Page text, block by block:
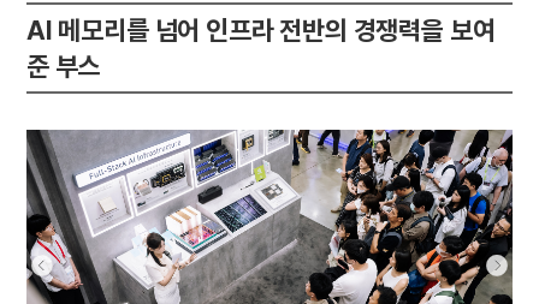
AI 메모리를 넘어 인프라 전반의 경쟁력을 보여
준 부스